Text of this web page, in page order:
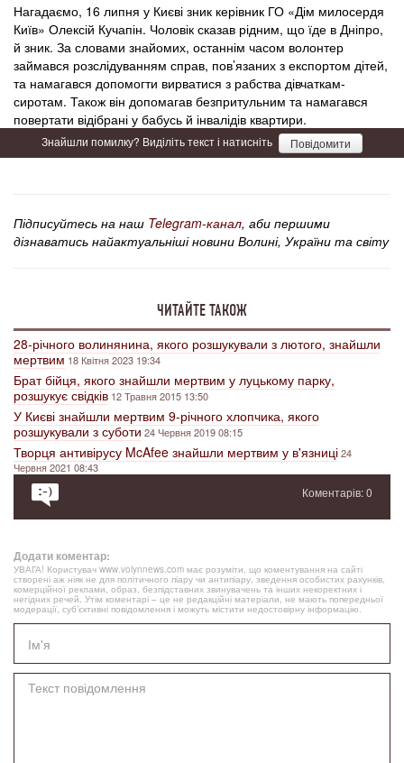
Нагадаємо, 16 липня у Києві зник керівник ГО «Дім милосердя
Київ» Олексій Кучапін. Чоловік сказав рідним, що їде в Дніпро,
й зник. За словами знайомих, останнім часом волонтер
займався розслідуванням справ, пов’язаних з експортом дітей,
та намагався допомогти вирватися з рабства дівчаткам-
сиротам. Також він допомагав безпритульним та намагався
повертати відібрані у бабусь й інвалідів квартири.
Знайшли помилку? Виділіть текст і натисніть Повідомити
Підписуйтесь на наш Telegram-канал, аби першими
дізнаватись найактуальніші новини Волині, України та світу
ЧИТАЙТЕ ТАКОЖ
28-річного волинянина, якого розшукували з лютого, знайшли
мертвим 18 Квітня 2023 19:34
Брат бійця, якого знайшли мертвим у луцькому парку,
розшукує свідків 12 Травня 2015 13:50
У Києві знайшли мертвим 9-річного хлопчика, якого
розшукували з суботи24 Червня 2019 08:15
Творця антивірусу McAfee знайшли мертвим у в'язниці24
Червня 2021 08:43
Коментарів: 0
Додати коментар:
УВАГА! Користувач www.volynnews.com має розуміти, що коментування на сайті
створені аж ніяк не для політичного піару чи антипіару, зведення особистих рахунків,
комерційної реклами, образ, безпідставних звинувачень та інших некоректних і
негідних речей. Утім коментарі – це не редакційні матеріали, не мають попередньої
модерації, суб’єктивні повідомлення і можуть містити недостовірну інформацію.